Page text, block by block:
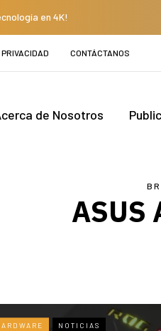
en 4K!
CONTÁCTANOS
de Nosotros
ASUS
NOTICIAS